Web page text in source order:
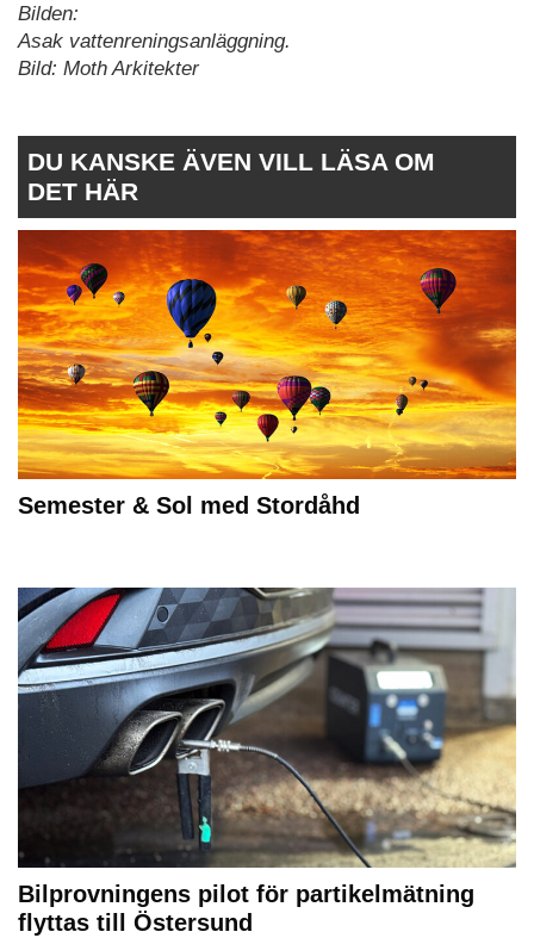
Bilden:
Asak vattenreningsanläggning.
Bild: Moth Arkitekter
DU KANSKE ÄVEN VILL LÄSA OM
DET HÄR
Semester & Sol med Stordåhd
Bilprovningens pilot för partikelmätning
flyttas till Östersund